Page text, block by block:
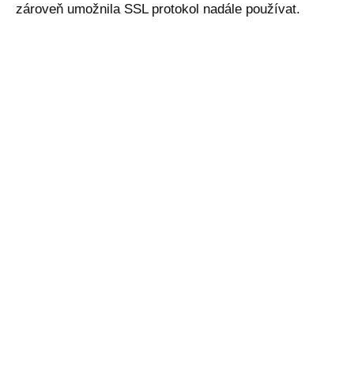
zároveň umožnila SSL protokol nadále používat.